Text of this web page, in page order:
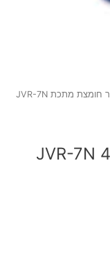
/ וריסטור חומצת מתכת JVR-7N